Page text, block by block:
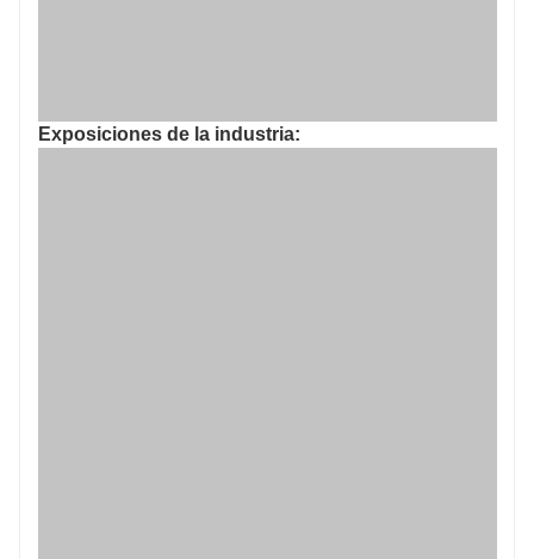
Exposiciones de la industria: